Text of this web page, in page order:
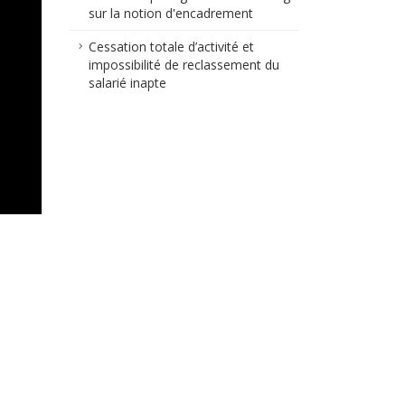
sur la notion d'encadrement
Cessation totale d’activité et
impossibilité de reclassement du
salarié inapte